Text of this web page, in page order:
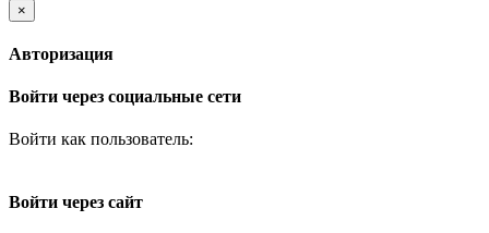
×
Авторизация
Войти через социальные сети
Войти как пользователь:
Войти через сайт